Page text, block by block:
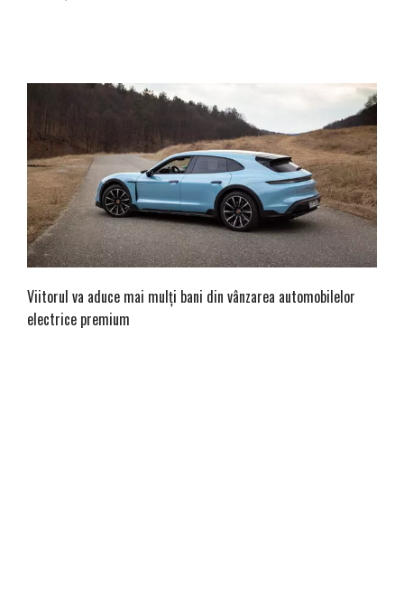
Viitorul va aduce mai mulți bani din vânzarea automobilelor
electrice premium